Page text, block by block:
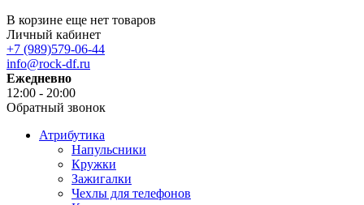
В корзине еще нет товаров
Личный кабинет
+7 (989)579-06-44
info@rock-df.ru
Ежедневно
12:00 - 20:00
Обратный звонок
Атрибутика
Напульсники
Кружки
Зажигалки
Чехлы для телефонов